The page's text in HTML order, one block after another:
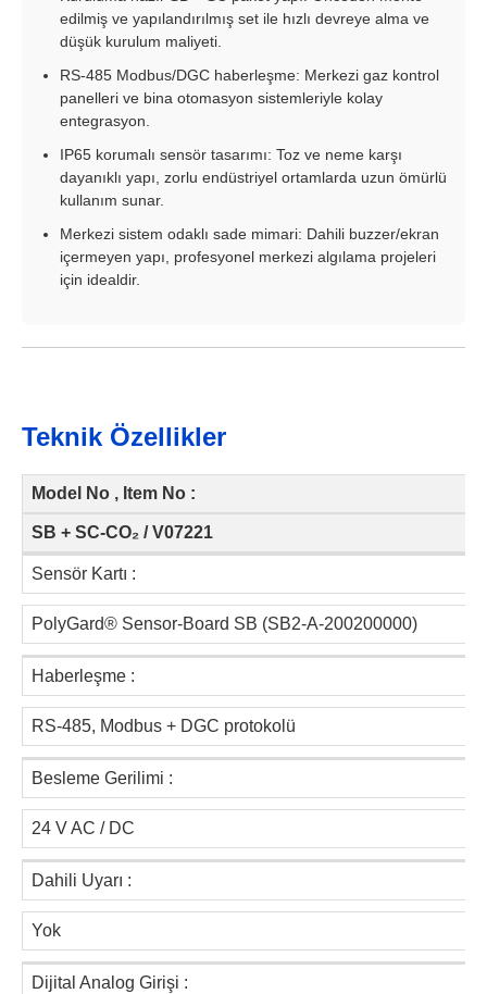
edilmiş ve yapılandırılmış set ile hızlı devreye alma ve
düşük kurulum maliyeti.
RS-485 Modbus/DGC haberleşme: Merkezi gaz kontrol
panelleri ve bina otomasyon sistemleriyle kolay
entegrasyon.
IP65 korumalı sensör tasarımı: Toz ve neme karşı
dayanıklı yapı, zorlu endüstriyel ortamlarda uzun ömürlü
kullanım sunar.
Merkezi sistem odaklı sade mimari: Dahili buzzer/ekran
içermeyen yapı, profesyonel merkezi algılama projeleri
için idealdir.
Teknik Özellikler
Model No , Item No :
SB + SC-CO₂ / V07221
Sensör Kartı :
PolyGard® Sensor-Board SB (SB2-A-200200000)
Haberleşme :
RS-485, Modbus + DGC protokolü
Besleme Gerilimi :
24 V AC / DC
Dahili Uyarı :
Yok
Dijital Analog Girişi :